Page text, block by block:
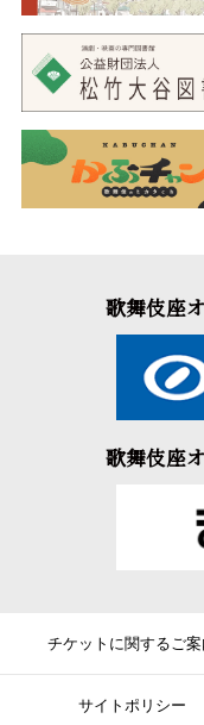
歌舞伎座
歌舞伎座
チケットに関するご案
サイトポリシー